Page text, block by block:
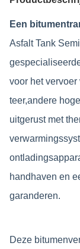
Een
Asfalt Tank
voor het
teer,andere
uitgerust met
handhaven en
garanderen.
Deze